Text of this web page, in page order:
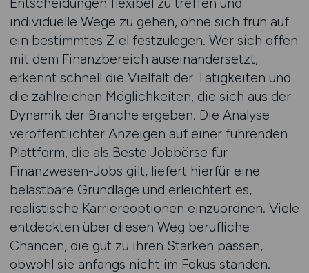
individuelle Wege zu gehen, ohne sich früh auf
ein bestimmtes Ziel festzulegen. Wer sich offen
mit dem Finanzbereich auseinandersetzt,
erkennt schnell die Vielfalt der Tätigkeiten und
die zahlreichen Möglichkeiten, die sich aus der
Dynamik der Branche ergeben. Die Analyse
veröffentlichter Anzeigen auf einer führenden
Plattform, die als Beste Jobbörse für
Finanzwesen-Jobs gilt, liefert hierfür eine
belastbare Grundlage und erleichtert es,
realistische Karriereoptionen einzuordnen. Viele
entdeckten über diesen Weg berufliche
Chancen, die gut zu ihren Stärken passen,
obwohl sie anfangs nicht im Fokus standen.